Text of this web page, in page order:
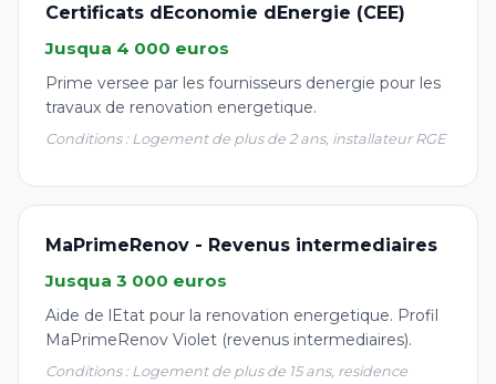
Certificats dEconomie dEnergie (CEE)
Jusqua 4 000 euros
Prime versee par les fournisseurs denergie pour les
travaux de renovation energetique.
Conditions : Logement de plus de 2 ans, installateur RGE
MaPrimeRenov - Revenus intermediaires
Jusqua 3 000 euros
Aide de lEtat pour la renovation energetique. Profil
MaPrimeRenov Violet (revenus intermediaires).
Conditions : Logement de plus de 15 ans, residence